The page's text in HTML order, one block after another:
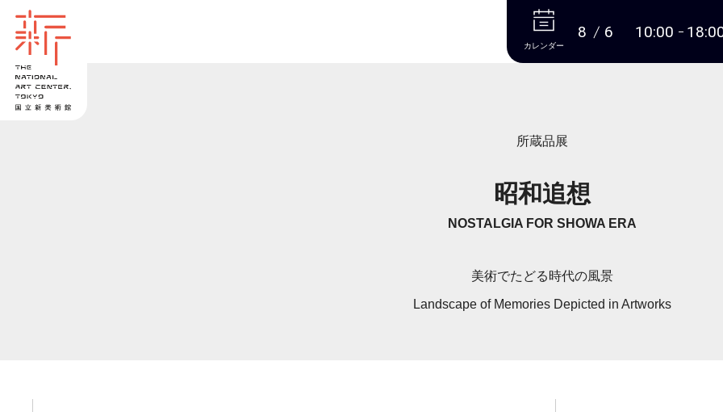
本文へ
カレンダー
8 6 10:00
所蔵品展
昭和追想
NOSTALGIA FOR SHOWA ERA
美術でたどる時代の風景
Landscape of Memories Depicted in Artworks